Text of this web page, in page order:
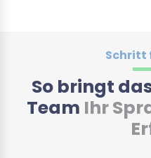
Schritt
So bringt
Team Ihr